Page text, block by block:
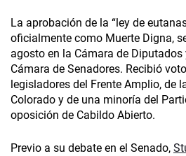
La aprobación de la “ley de
oficialmente como Muerte Digna,
agosto en la Cámara de Diputados
Cámara de Senadores. Recibió
legisladores del Frente Amplio, de
Colorado y de una minoría del
oposición de Cabildo Abierto.
Previo a su debate en el Senado,